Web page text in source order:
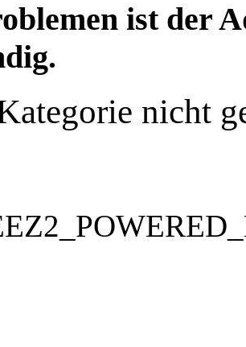
ist der
nicht